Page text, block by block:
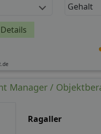
Gehalt
Manager /
Ragaller